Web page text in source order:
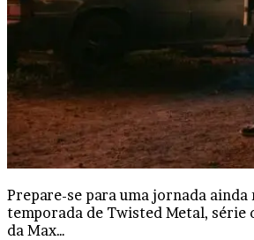
Prepare-se para uma jornada ainda
temporada de Twisted Metal, série
da Max…